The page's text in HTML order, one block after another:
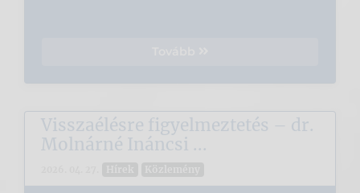
Visszaélésre figyelmeztetés – dr.
Molnárné Ináncsi ...